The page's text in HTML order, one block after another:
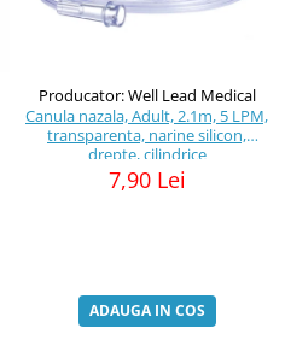
Producator: Well Lead Medical
Canula nazala, Adult, 2.1m, 5 LPM,
transparenta, narine silicon,
drepte, cilindrice
7,90 Lei
ADAUGA IN COS